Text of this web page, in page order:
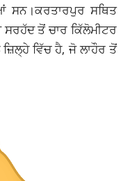
ਸਨ।ਕਰਤਾਰਪੁਰ ਸਥਿਤ
ਤੋਂ ਚਾਰ ਕਿੱਲੋਮੀਟਰ
ਵਿੱਚ ਹੈ, ਜੋ ਲਾਹੌਰ ਤੋਂ